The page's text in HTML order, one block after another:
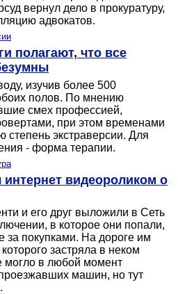
вернул дело в прокуратуру,
адвокатов.
полагают, что все
изучив более 500
полов. По мнению
смех профессией,
при этом временами
экстраверсии. Для
- форма терапии.
видеороликом о
и его друг выложили в Сеть
в которое они попали,
покупками. На дороге им
застряла в неком
могло в любой момент
машин, но тут